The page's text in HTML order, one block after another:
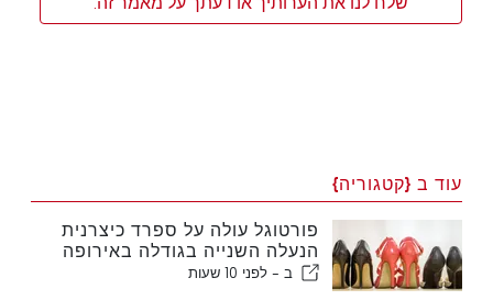
עוד ב {קטגוריה}
פורטוגל עולה על ספרד כיצרנית
הנעלה השנייה בגודלה באירופה
ב - לפני 10 שעות